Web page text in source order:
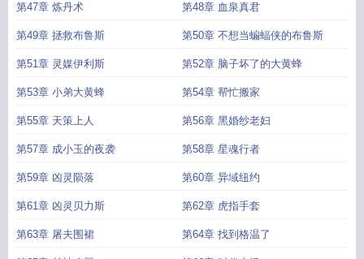
第47章 炼丹术 第48章 血泉真君
第49章 拯救布鲁斯 第50章 不想当蝙蝠侠的布鲁斯
第51章 灵媒伊利斯 第52章 脑子坏了的大黄蜂
第53章 小弟大黄蜂 第54章 帮忙搬家
第55章 天策上人 第56章 黑婚纱老妇
第57章 成小玉的夜袭 第58章 星魂行者
第59章 凶灵陨落 第60章 异域纽约
第61章 凶灵贝力斯 第62章 虎指手套
第63章 屠夫围裙 第64章 找到格温了